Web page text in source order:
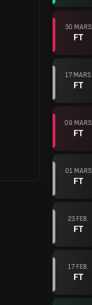
30 MARS
FT
17 MARS
FT
09 MARS
FT
01 MARS
FT
23 FEB.
FT
17 FEB.
FT